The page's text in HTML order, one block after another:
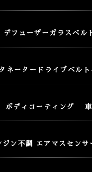
フューザーガラスベル
ネータードライブベル
ディコーティング 車
ン不調 エアマスセンサ